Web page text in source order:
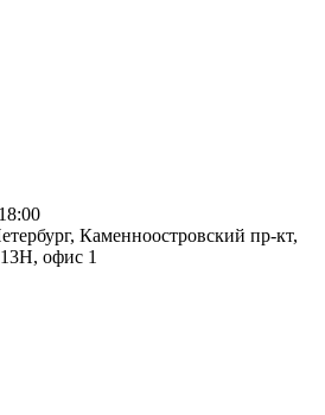
Каменноостровский пр-кт,
офис 1